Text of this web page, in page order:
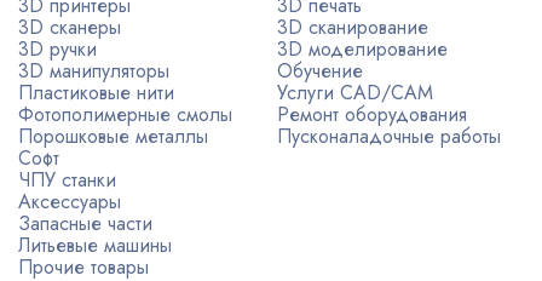
3D сканеры
3D ручки
3D манипуляторы
Пластиковые нити
Фотополимерные смолы
Порошковые металлы
Софт
ЧПУ станки
Аксессуары
Запасные части
Литьевые машины
Прочие товары
3D сканирование
3D моделирование
Обучение
Услуги CAD/CAM
Ремонт оборудования
Пусконаладочные работы